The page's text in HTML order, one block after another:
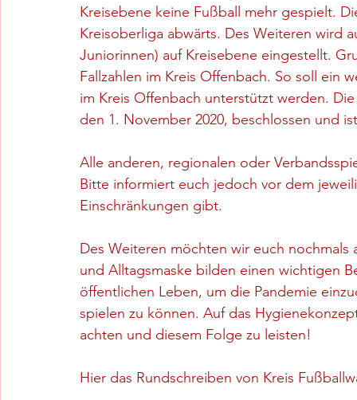
Kreisebene keine Fußball mehr gespielt.
Kreisoberliga abwärts. Des Weiteren wird
Juniorinnen) auf Kreisebene eingestellt.
Fallzahlen im Kreis Offenbach. So soll
im Kreis Offenbach unterstützt werden.
den 1. November 2020, beschlossen und
Alle anderen, regionalen oder
Bitte informiert euch jedoch vor dem
Einschränkungen gibt.
Des Weiteren möchten wir euch
und Alltagsmaske bilden einen wichtigen
öffentlichen Leben, um die Pandemie
spielen zu können. Auf das
achten und diesem Folge zu leisten!
Hier das Rundschreiben von Kreis